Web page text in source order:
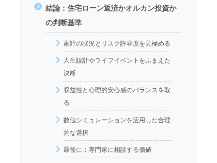
結論：住宅ローン返済かオルカン投資か
の判断基準
家計の状況とリスク許容度を見極める
人生設計やライフイベントをふまえた
決断
収益性と心理的安心感のバランスを取
る
数値シミュレーションを活用した合理
的な選択
最後に：専門家に相談する価値